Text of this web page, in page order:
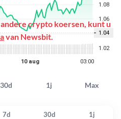
30d 1j Max
crypto koersen, kunt u
van Newsbit.
7d 30d 1j